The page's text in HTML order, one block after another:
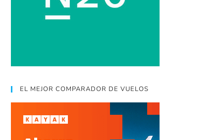
EL MEJOR COMPARADOR DE VUELOS